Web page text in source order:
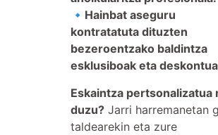
🔹Hainbat aseguru
kontratatuta dituzten
bezeroentzako baldintza
esklusiboak eta
Eskaintza pertsonalizatua
duzu? Jarri harremanetan
taldearekin eta zure